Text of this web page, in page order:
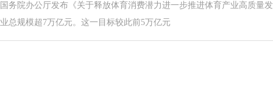
国务院办公厅发布《关于释放体育消费潜力进一步推进体育产业高质量
业总规模超7万亿元。这一目标较此前5万亿元